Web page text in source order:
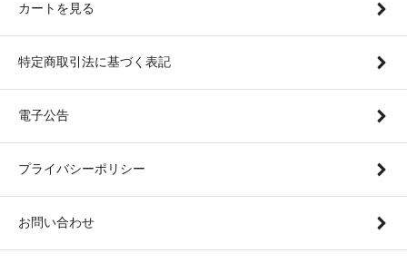
カートを見る
特定商取引法に基づく表記
電子公告
プライバシーポリシー
お問い合わせ